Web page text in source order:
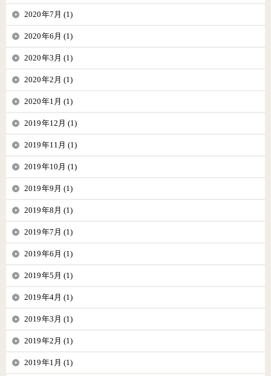
2020年7月 (1)
2020年6月 (1)
2020年3月 (1)
2020年2月 (1)
2020年1月 (1)
2019年12月 (1)
2019年11月 (1)
2019年10月 (1)
2019年9月 (1)
2019年8月 (1)
2019年7月 (1)
2019年6月 (1)
2019年5月 (1)
2019年4月 (1)
2019年3月 (1)
2019年2月 (1)
2019年1月 (1)